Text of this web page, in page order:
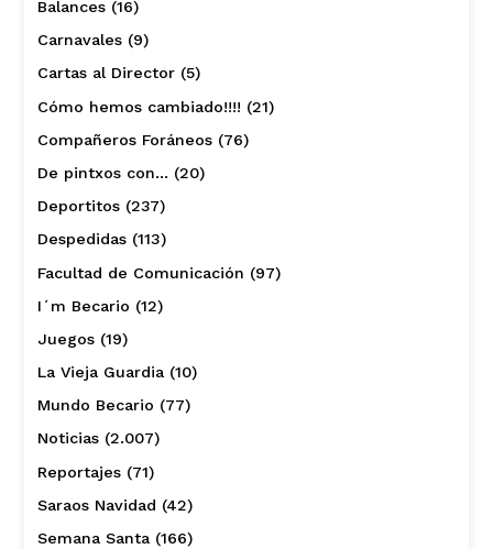
Balances(16)
Carnavales(9)
Cartas al Director(5)
Cómo hemos cambiado!!!! (21)
Compañeros Foráneos(76)
De pintxos con… (20)
Deportitos(237)
Despedidas(113)
Facultad de Comunicación (97)
I´m Becario (12)
Juegos(19)
La Vieja Guardia(10)
Mundo Becario (77)
Noticias(2.007)
Reportajes(71)
Saraos Navidad (42)
Semana Santa(166)